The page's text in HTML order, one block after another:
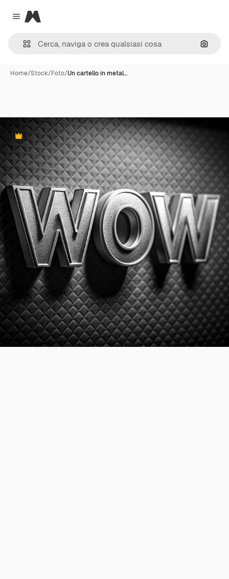
Close menu
Magnific
Cerca
Home/Stock/Foto/Un cartello in metal…
Premium